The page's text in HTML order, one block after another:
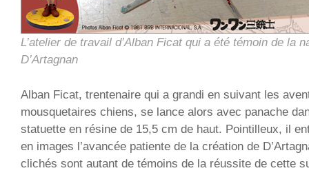
L’atelier de travail d’Alban Ficat qui a été témoin de la
D’Artagnan
Alban Ficat, trentenaire qui a grandi en suivant les
mousquetaires chiens, se lance alors avec panache
statuette en résine de 15,5 cm de haut. Pointilleux, il
en images l’avancée patiente de la création de
clichés sont autant de témoins de la réussite de cette